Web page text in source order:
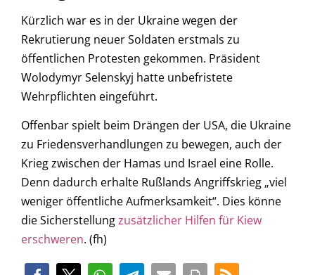
Kürzlich war es in der Ukraine wegen der
Rekrutierung neuer Soldaten erstmals zu
öffentlichen Protesten gekommen. Präsident
Wolodymyr Selenskyj hatte unbefristete
Wehrpflichten eingeführt.
Offenbar spielt beim Drängen der USA, die Ukraine
zu Friedensverhandlungen zu bewegen, auch der
Krieg zwischen der Hamas und Israel eine Rolle.
Denn dadurch erhalte Rußlands Angriffskrieg „viel
weniger öffentliche Aufmerksamkeit“. Dies könne
die Sicherstellungzusätzlicher Hilfen für Kiew
erschweren. (fh)